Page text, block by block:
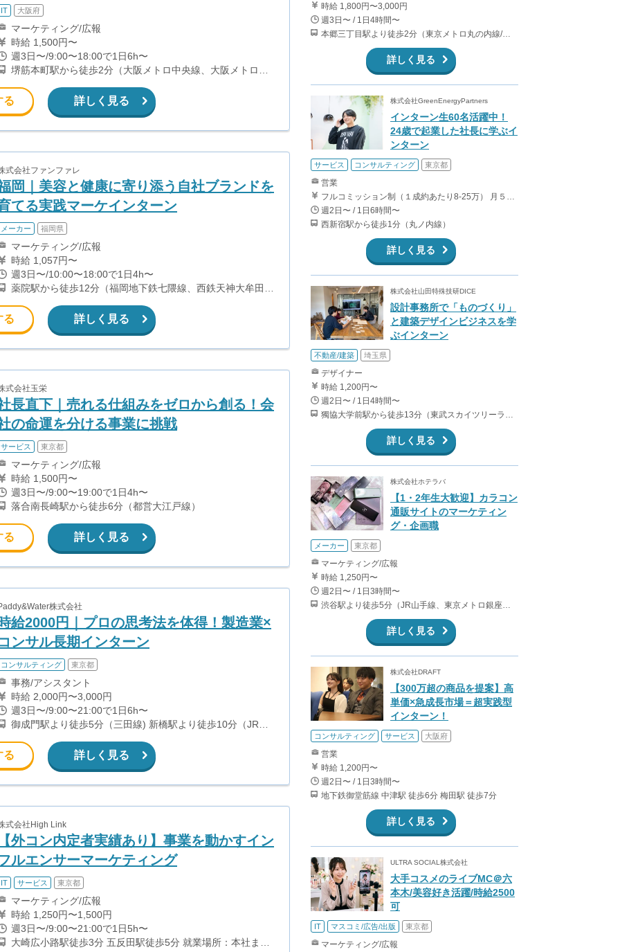
IT 大阪府
マーケティング/広報
時給 1,500円〜
週3日〜/9:00〜18:00で1日6h〜
堺筋本町駅から徒歩2分（大阪メトロ中央線、大阪メトロ堺
御堂筋線、大阪メトロ四つ橋線）
る 詳しく見る
式会社ファンファレ
岡｜美容と健康に寄り添う自社ブランドを
てる実践マーケインターン
メーカー 福岡県
マーケティング/広報
時給 1,057円〜
週3日〜/10:00〜18:00で1日4h〜
薬院駅から徒歩12分（福岡地下鉄七隈線、西鉄天神大牟田
る 詳しく見る
式会社玉栄
長直下｜売れる仕組みをゼロから創る！会
の命運を分ける事業に挑戦
サービス 東京都
マーケティング/広報
時給 1,500円〜
週3日〜/9:00〜19:00で1日4h〜
落合南長崎駅から徒歩6分（都営大江戸線）
る 詳しく見る
株式会社
給2000円｜プロの思考法を体得！製造業×
ンサル長期インターン
コンサルティング 東京都
事務/アシスタント
時給 2,000円〜3,000円
週3日〜/9:00〜21:00で1日6h〜
御成門駅より徒歩5分（三田線) 新橋駅より徒歩10分（JR
る 詳しく見る
式会社High Link
外コン内定者実績あり】事業を動かすイン
ルエンサーマーケティング
IT サービス 東京都
マーケティング/広報
時給 1,250円〜1,500円
週3日〜/9:00〜21:00で1日5h〜
大崎広小路駅徒歩3分 五反田駅徒歩5分 就業場所：本社また
時給 1,800円〜3,000円
週3日〜 / 1日4時間〜
本郷三丁目駅より徒歩2分（東京メトロ丸の内線/都営地下鉄大江戸線）
詳しく見る
株式会社GreenEnergyPartners
インターン生60名活躍中！
24歳で起業した社長に学ぶイ
ンターン
サービス コンサルティング 東京都
営業
週2日〜 / 1日6時間〜
西新宿駅から徒歩1分（丸ノ内線）
詳しく見る
株式会社山田特殊技研DICE
設計事務所で「ものづくり」
と建築デザインビジネスを学
ぶインターン
不動産/建築 埼玉県
デザイナー
時給 1,200円〜
週2日〜 / 1日4時間〜
詳しく見る
株式会社ホテラバ
【1・2年生大歓迎】カラコン
通販サイトのマーケティン
グ・企画職
メーカー 東京都
マーケティング/広報
時給 1,250円〜
週2日〜 / 1日3時間〜
詳しく見る
株式会社DRAFT
【300万超の商品を提案】高
単価×急成長市場＝超実践型
インターン！
コンサルティング サービス 大阪府
営業
時給 1,200円〜
週2日〜 / 1日3時間〜
地下鉄御堂筋線 中津駅 徒歩6分 梅田駅 徒歩7分
詳しく見る
ULTRA SOCIAL株式会社
大手コスメのライブMC＠六
本木/美容好き活躍/時給2500
可
IT マスコミ/広告/出版 東京都
マーケティング/広報